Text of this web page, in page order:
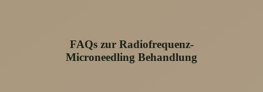
FAQs zur Radiofrequenz-
Microneedling Behandlung